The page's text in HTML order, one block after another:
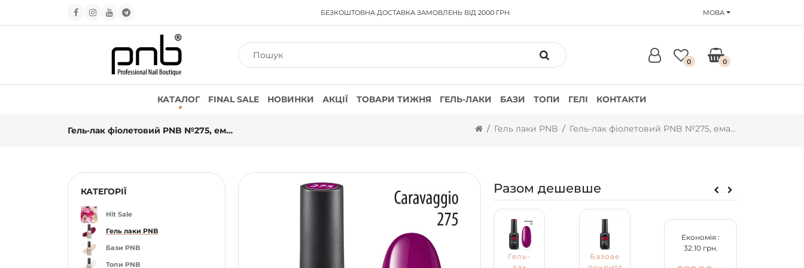
БЕЗКОШТОВНА ДОСТАВКАЗАМОВЛЕНЬ ВІД 2000 ГРН. МОВА
0 0
КАТАЛОГ FINAL SALE НОВИНКИ АКЦІЇ ТОВАРИ ТИЖНЯ ГЕЛЬ-ЛАКИ БАЗИ ТОПИ ГЕЛІ КОНТАКТИ
Гель-лак фіолетовий PNB №275, емаль (8 мл) Гель лаки PNB Гель-лак фіолетовий PNB №275, емаль (8 мл)
КАТЕГОРІЇ
Hit Sale
Гель лаки PNB
Бази PNB
Топи PNB
Разом дешевше
Гель-
Базове
Економія :
32.10 грн.